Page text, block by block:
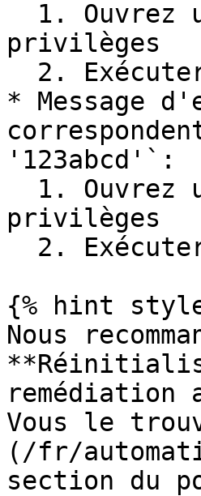
privilèges
* Message
'123abcd'`:
privilèges
{% hint
Nous
remédiation
Vous le
(/fr/
section du